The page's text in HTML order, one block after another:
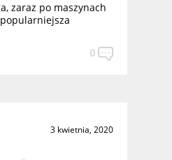
zaraz po maszynach
0
3 kwietnia, 2020